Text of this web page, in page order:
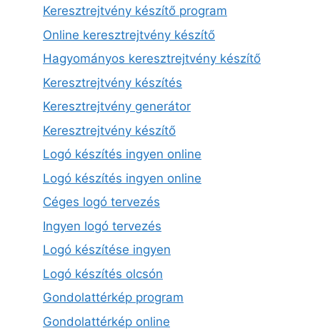
Keresztrejtvény készítő program
Online keresztrejtvény készítő
Hagyományos keresztrejtvény készítő
Keresztrejtvény készítés
Keresztrejtvény generátor
Keresztrejtvény készítő
Logó készítés ingyen online
Logó készítés ingyen online
Céges logó tervezés
Ingyen logó tervezés
Logó készítése ingyen
Logó készítés olcsón
Gondolattérkép program
Gondolattérkép online